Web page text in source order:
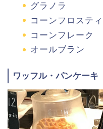
グラノラ
コーンフロスティ
コーンフレーク
オールブラン
ワッフル・パンケーキ